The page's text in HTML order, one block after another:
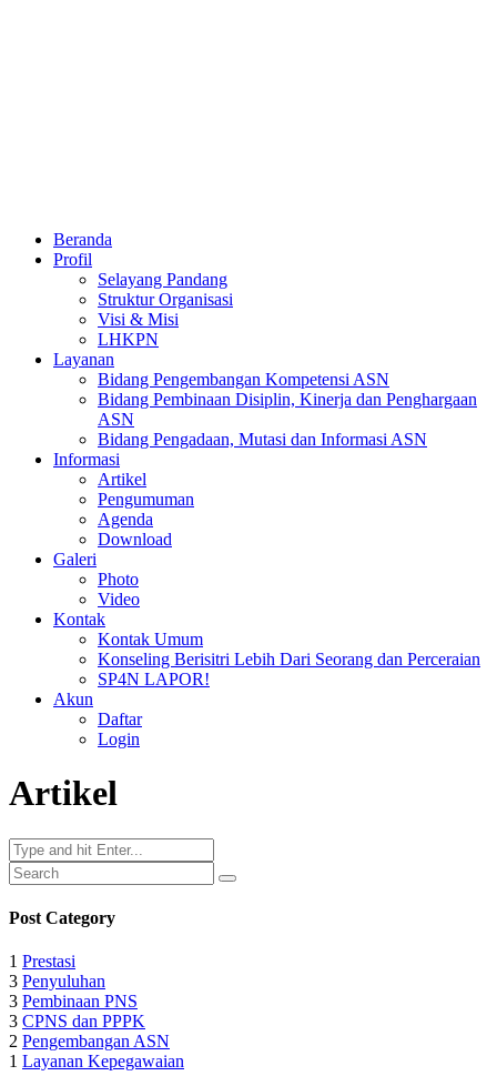
Beranda
Profil
Selayang Pandang
Struktur Organisasi
Visi & Misi
LHKPN
Layanan
Bidang Pengembangan Kompetensi ASN
Bidang Pembinaan Disiplin, Kinerja dan Penghargaan
ASN
Bidang Pengadaan, Mutasi dan Informasi ASN
Informasi
Artikel
Pengumuman
Agenda
Download
Galeri
Photo
Video
Kontak
Kontak Umum
Konseling Berisitri Lebih Dari Seorang dan Perceraian
SP4N LAPOR!
Akun
Daftar
Login
Artikel
Post Category
1 Prestasi
3 Penyuluhan
3 Pembinaan PNS
3 CPNS dan PPPK
2 Pengembangan ASN
1 Layanan Kepegawaian